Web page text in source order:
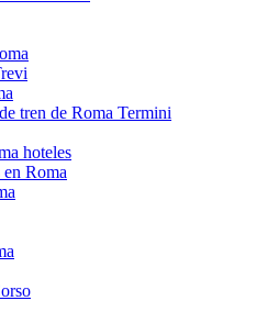
tren de Roma Termini
hoteles
Roma